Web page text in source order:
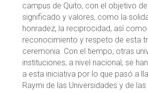
campus de Quito, con el objetivo
significado y valores, como la
honradez, la reciprocidad, así como
reconocimiento y respeto de esta
ceremonia. Con el tiempo, otras
instituciones, a nivel nacional, se
a esta iniciativa por lo que pasó a
Raymi de las Universidades y de